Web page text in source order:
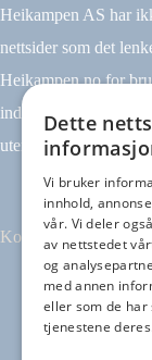
Heikampen AS har
nettsider som det
Heikampen.no for
indeksering (for
uten avtale.
Kontakt
Dette
Vi bruker
innhold,
vår. Vi deler
av nettstedet
og
med annen
eller som de
tjenestene